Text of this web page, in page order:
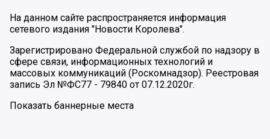
На данном сайте распространяется информация
сетевого издания "Новости Королева".
Зарегистрировано Федеральной службой по надзору в
сфере связи, информационных технологий и
массовых коммуникаций (Роскомнадзор). Реестровая
запись Эл №ФС77 - 79840 от 07.12.2020г.
Показать баннерные места